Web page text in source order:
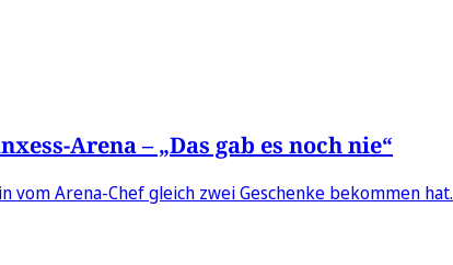
Arena – „Das gab es noch nie“
vom Arena-Chef gleich zwei Geschenke bekommen hat.